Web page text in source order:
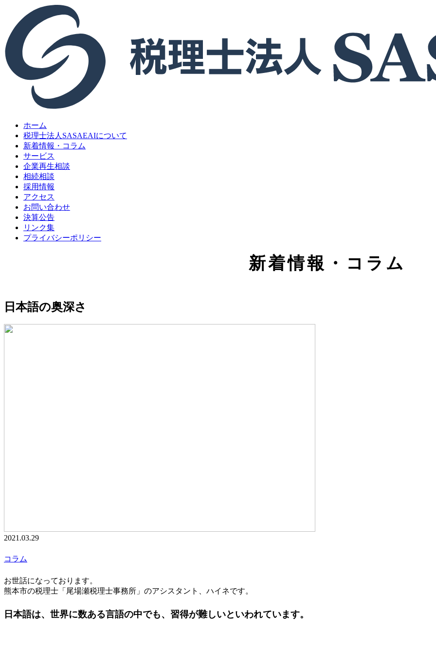
ホーム
税理士法人SASAEAIについて
新着情報・コラム
サービス
企業再生相談
相続相談
採用情報
アクセス
お問い合わせ
決算公告
リンク集
プライバシーポリシー
新着情報・コラム
日本語の奥深さ
2021.03.29
コラム
お世話になっております。
熊本市の税理士「尾場瀬税理士事務所」のアシスタント、ハイネです。
日本語は、世界に数ある言語の中でも、習得が難しいといわれています。